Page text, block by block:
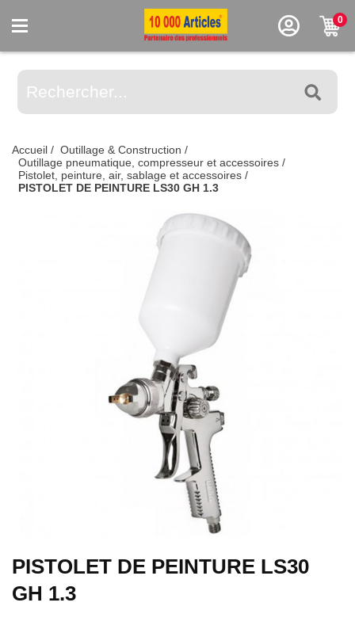
0
Accueil / Outillage & Construction /
Outillage pneumatique, compresseur et accessoires /
Pistolet, peinture, air, sablage et accessoires /
PISTOLET DE PEINTURE LS30 GH 1.3
PISTOLET DE PEINTURE LS30
GH 1.3